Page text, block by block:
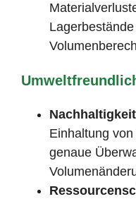
Einhaltung
genaue